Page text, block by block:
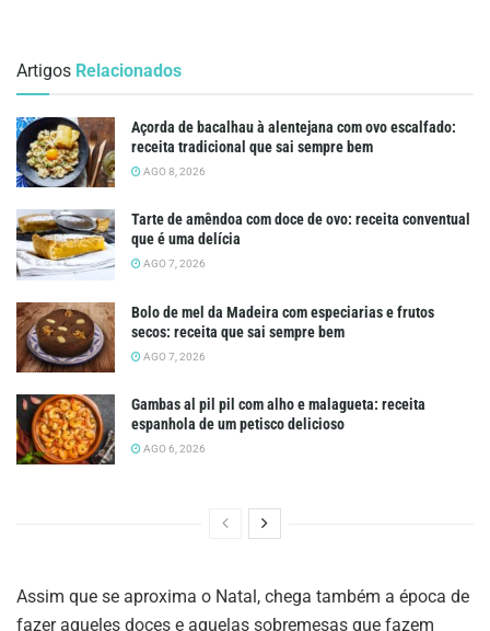
Artigos Relacionados
Açorda de bacalhau à alentejana com ovo escalfado:
receita tradicional que sai sempre bem
AGO 8, 2026
Tarte de amêndoa com doce de ovo: receita conventual
que é uma delícia
AGO 7, 2026
Bolo de mel da Madeira com especiarias e frutos
secos: receita que sai sempre bem
AGO 7, 2026
Gambas al pil pil com alho e malagueta: receita
espanhola de um petisco delicioso
AGO 6, 2026
Assim que se aproxima o Natal, chega também a época de
fazer aqueles doces e aquelas sobremesas que fazem